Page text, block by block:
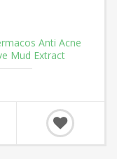
Anti Acne
Mud Extract